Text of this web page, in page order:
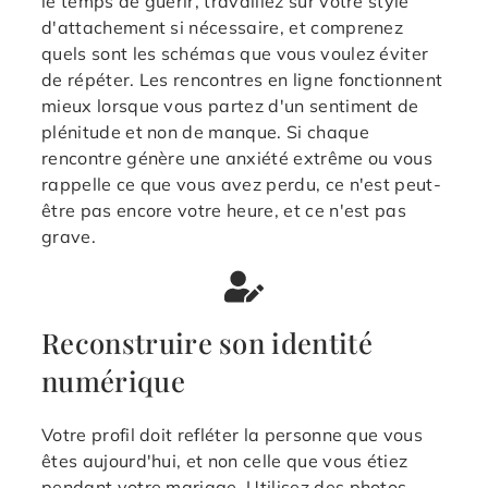
d'attachement si nécessaire, et comprenez
quels sont les schémas que vous voulez éviter
de répéter. Les rencontres en ligne fonctionnent
mieux lorsque vous partez d'un sentiment de
plénitude et non de manque. Si chaque
rencontre génère une anxiété extrême ou vous
rappelle ce que vous avez perdu, ce n'est peut-
être pas encore votre heure, et ce n'est pas
grave.
Reconstruire son identité
numérique
Votre profil doit refléter la personne que vous
êtes aujourd'hui, et non celle que vous étiez